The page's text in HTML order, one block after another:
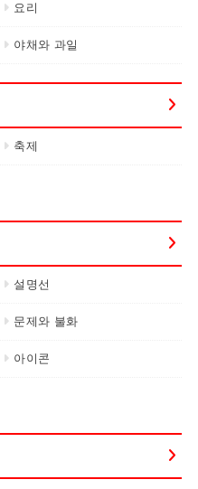
요리
야채와 과일
축제
설명선
문제와 불화
아이콘